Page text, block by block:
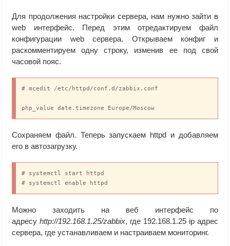
Для продолжения настройки сервера, нам нужно зайти в
web интерфейс. Перед этим отредактируем файл
конфигурации web сервера. Открываем конфиг и
раскомментируем одну строку, изменив ее под свой
часовой пояс.
# mcedit /etc/httpd/conf.d/zabbix.conf
php_value date.timezone Europe/Moscow
Сохраняем файл. Теперь запускаем httpd и добавляем
его в автозагрузку.
# systemctl start httpd
# systemctl enable httpd
Можно заходить на веб интерфейс по
адресуhttp://192.168.1.25/zabbix, где 192.168.1.25 ip адрес
сервера, где устанавливаем и настраиваем мониторинг.